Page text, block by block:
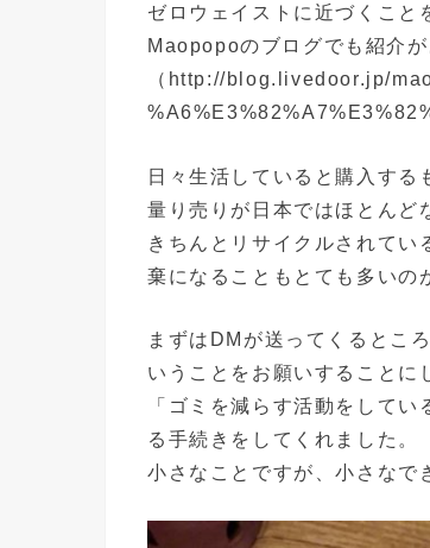
ゼロウェイストに近づくこと
Maopopoのブログでも紹介が
（http://blog.livedoor.jp/
日々生活していると購入する
量り売りが日本ではほとんど
きちんとリサイクルされてい
棄になることもとても多いの
まずはDMが送ってくるとこ
いうことをお願いすることに
「ゴミを減らす活動をして
る手続きをしてくれました。
小さなことですが、小さなで